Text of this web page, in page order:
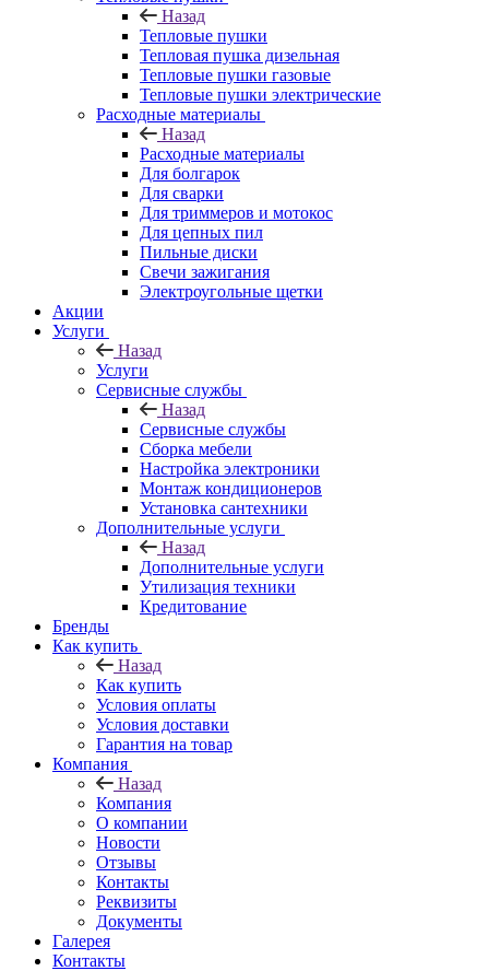
Назад
Тепловые пушки
Тепловая пушка дизельная
Тепловые пушки газовые
Тепловые пушки электрические
Расходные материалы
Назад
Расходные материалы
Для болгарок
Для сварки
Для триммеров и мотокос
Для цепных пил
Пильные диски
Свечи зажигания
Электроугольные щетки
Акции
Услуги
Назад
Услуги
Сервисные службы
Назад
Сервисные службы
Сборка мебели
Настройка электроники
Монтаж кондиционеров
Установка сантехники
Дополнительные услуги
Назад
Дополнительные услуги
Утилизация техники
Кредитование
Бренды
Как купить
Назад
Как купить
Условия оплаты
Условия доставки
Гарантия на товар
Компания
Назад
Компания
О компании
Новости
Отзывы
Контакты
Реквизиты
Документы
Галерея
Контакты